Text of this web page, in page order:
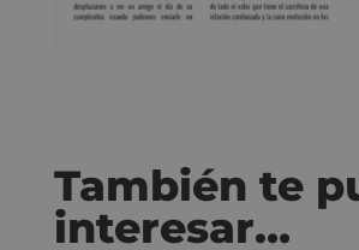
También te
interesar…